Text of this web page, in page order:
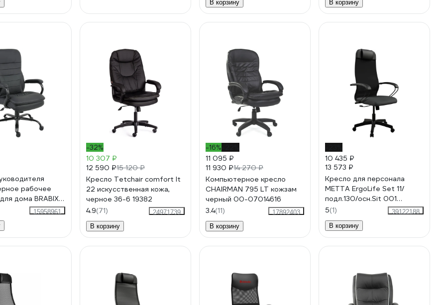
В корзину
В корзину
рабочее
дома BRABIX
Duty Hd-
200 кг
15958961
-32%
10 307 ₽
12 590 ₽15 120 ₽
Кресло Tetchair comfort lt
22 искусственная кожа,
черное 36-6 19382
4.9(71)
24971739
В корзину
-16%
11 095 ₽
11 930 ₽14 270 ₽
Компьютерное кресло
CHAIRMAN 795 LT кожзам
черный 00-07014616
3.4(11)
17892403
В корзину
10 435 ₽
13 573 ₽
Кресло для персонала
МЕТТА ErgoLife Set 11/
подл.130/осн.Sit 001
(Черный 13E.12.1.222)
z13E.12.1.222
5(1)
39122188
В корзину